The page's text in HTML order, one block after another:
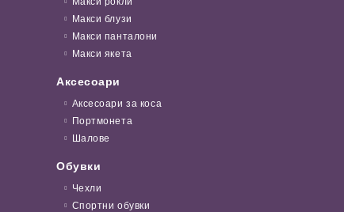
Макси блузи
Макси панталони
Макси якета
Аксесоари
Аксесоари за коса
Портмонета
Шалове
Обувки
Чехли
Спортни обувки